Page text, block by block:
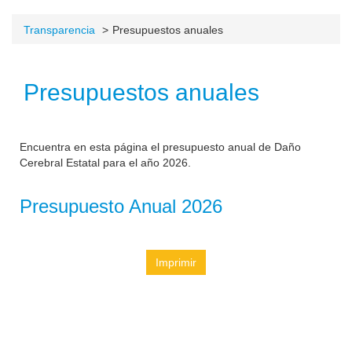
Transparencia Presupuestos anuales
Presupuestos anuales
Encuentra en esta página el presupuesto anual de Daño
Cerebral Estatal para el año 2026.
Presupuesto Anual 2026
Imprimir